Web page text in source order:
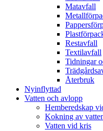
Matavfall
Restavfall
Textilavfall
Tidningar
Återbruk
Nyinflyttad
Vatten och avlopp
Hemberedskap
Kokning av
Vatten vid kris